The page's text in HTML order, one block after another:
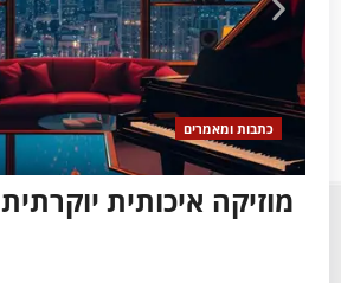
כתבות ומאמרים
מוזיקה איכותית יוקרתית